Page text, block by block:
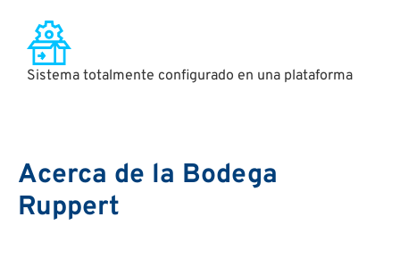
Sistema totalmente configurado en una plataforma
Acerca de la Bodega
Ruppert